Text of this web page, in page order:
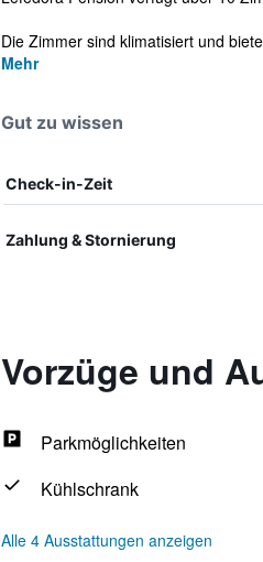
Die Zimmer sind klimatisiert und
Mehr
Gut zu wissen
Check-in-Zeit
Zahlung & Stornierung
Vorzüge und
Parkmöglichkeiten
Kühlschrank
Alle 4 Ausstattungen anzeigen